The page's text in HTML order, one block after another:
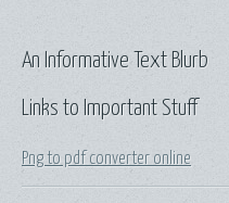
Links to Important Stuff
Png to pdf converter online
An Informative Text Blurb